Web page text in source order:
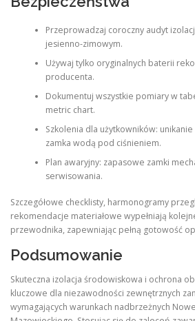
Przeprowadzaj coroczny audyt
jesienno-zimowym.
Używaj tylko oryginalnych baterii
producenta.
Dokumentuj wszystkie pomiary w
metric chart.
Szkolenia dla użytkowników:
zamka wodą pod ciśnieniem.
Plan awaryjny: zapasowe zamki
serwisowania.
Szczegółowe checklisty, harmonogramy
rekomendacje materiałowe wypełniają
przewodnika, zapewniając pełną gotowość
Podsumowanie
Skuteczna izolacja środowiskowa i ochrona
kluczowe dla niezawodności zewnętrznych
wymagających warunkach nadbrzeżnych